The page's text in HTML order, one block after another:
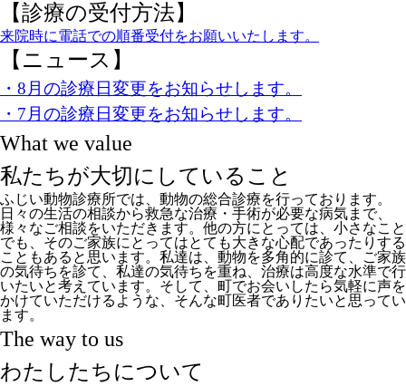
【診療の受付方法】
来院時に電話での順番受付をお願いいたします。
【ニュース】
・8月の診療日変更をお知らせします。
・7月の診療日変更をお知らせします。
What we value
私たちが大切にしていること
ふじい動物診療所では、動物の総合診療を行っております。
日々の生活の相談から救急な治療・手術が必要な病気まで、
様々なご相談をいただきます。他の方にとっては、小さなこと
でも、そのご家族にとってはとても大きな心配であったりする
こともあると思います。私達は、動物を多角的に診て、ご家族
の気待ちを診て、私達の気待ちを重ね、治療は高度な水準で行
いたいと考えています。そして、町でお会いしたら気軽に声を
かけていただけるような、そんな町医者でありたいと思ってい
ます。
The way to us
わたしたちについて